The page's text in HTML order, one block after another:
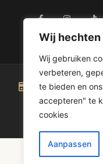
Wij hechten
Wij gebruiken
verbeteren,
te bieden en
accepteren" te
cookies
Aanpassen
20+ betaalopties
iDeal, in3, Spraypay &